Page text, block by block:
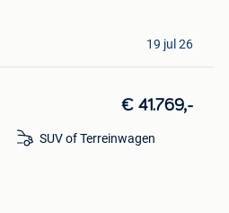
19 jul 26
€ 41.769,-
SUV of Terreinwagen